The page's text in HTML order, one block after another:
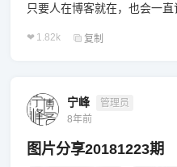
只要人在博客就在，也会一直
1.82k 复制
宁峰
管理员
8年前
图片分享20181223期